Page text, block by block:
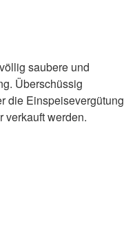
saubere und
Überschüssig
die Einspeisevergütung
verkauft werden.